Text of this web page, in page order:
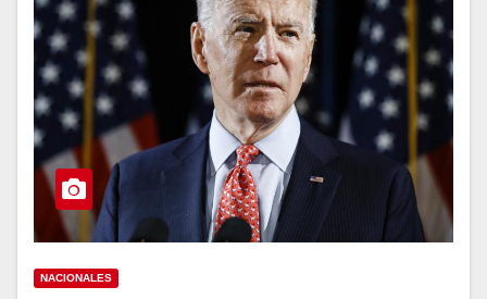
NACIONALES